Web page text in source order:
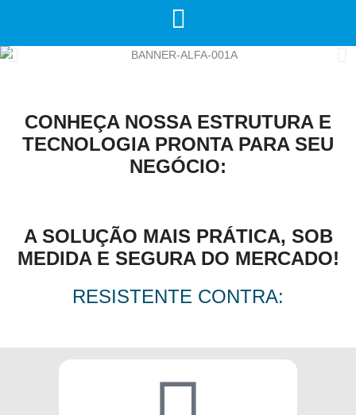
CONHEÇA NOSSA ESTRUTURA E
TECNOLOGIA PRONTA PARA SEU
NEGÓCIO:
A SOLUÇÃO MAIS PRÁTICA, SOB
MEDIDA E SEGURA DO MERCADO!
RESISTENTE CONTRA: